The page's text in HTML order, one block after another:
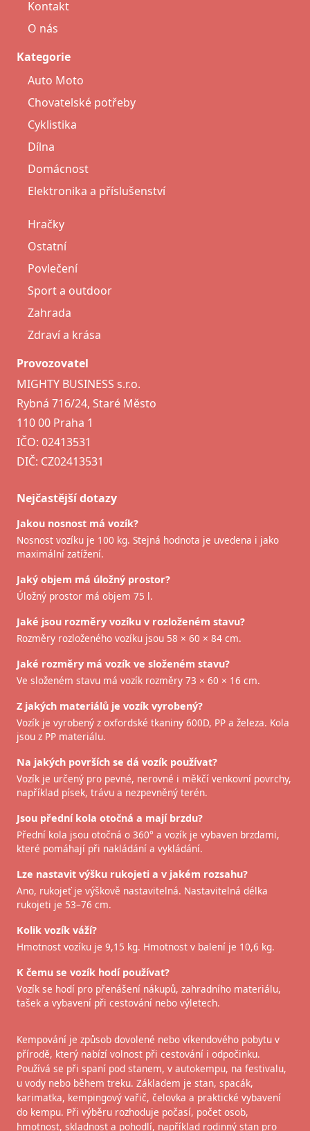
Kontakt
O nás
Kategorie
Auto Moto
Chovatelské potřeby
Cyklistika
Dílna
Domácnost
Elektronika a příslušenství
Hračky
Ostatní
Povlečení
Sport a outdoor
Zahrada
Zdraví a krása
Provozovatel
MIGHTY BUSINESS s.r.o.
Rybná 716/24, Staré Město
110 00 Praha 1
IČO: 02413531
DIČ: CZ02413531
Nejčastější dotazy
Jakou nosnost má vozík?
Nosnost vozíku je 100 kg. Stejná hodnota je uvedena i jako
maximální zatížení.
Jaký objem má úložný prostor?
Úložný prostor má objem 75 l.
Jaké jsou rozměry vozíku v rozloženém stavu?
Rozměry rozloženého vozíku jsou 58 × 60 × 84 cm.
Jaké rozměry má vozík ve složeném stavu?
Ve složeném stavu má vozík rozměry 73 × 60 × 16 cm.
Z jakých materiálů je vozík vyrobený?
Vozík je vyrobený z oxfordské tkaniny 600D, PP a železa. Kola
jsou z PP materiálu.
Na jakých površích se dá vozík používat?
Vozík je určený pro pevné, nerovné i měkčí venkovní povrchy,
například písek, trávu a nezpevněný terén.
Jsou přední kola otočná a mají brzdu?
Přední kola jsou otočná o 360° a vozík je vybaven brzdami,
které pomáhají při nakládání a vykládání.
Lze nastavit výšku rukojeti a v jakém rozsahu?
Ano, rukojeť je výškově nastavitelná. Nastavitelná délka
rukojeti je 53–76 cm.
Kolik vozík váží?
Hmotnost vozíku je 9,15 kg. Hmotnost v balení je 10,6 kg.
K čemu se vozík hodí používat?
Vozík se hodí pro přenášení nákupů, zahradního materiálu,
tašek a vybavení při cestování nebo výletech.
Kempování je způsob dovolené nebo víkendového pobytu v
přírodě, který nabízí volnost při cestování i odpočinku.
Používá se při spaní pod stanem, v autokempu, na festivalu,
u vody nebo během treku. Základem je stan, spacák,
karimatka, kempingový vařič, čelovka a praktické vybavení
do kempu. Při výběru rozhoduje počasí, počet osob,
hmotnost, skladnost a pohodlí, například rodinný stan pro